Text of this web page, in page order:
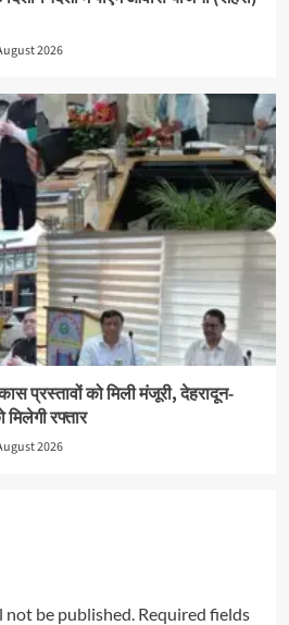
2026
प्रस्तावों को मिली मंजूरी, देहरादून-
रफ्तार
2026
not be published. Required fields